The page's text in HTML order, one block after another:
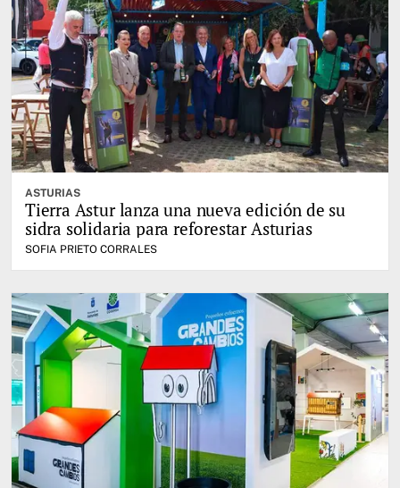
ASTURIAS
Tierra Astur lanza una nueva edición de su
sidra solidaria para reforestar Asturias
SOFIA PRIETO CORRALES